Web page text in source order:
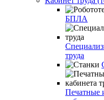
БПЛА
труда
Печатные